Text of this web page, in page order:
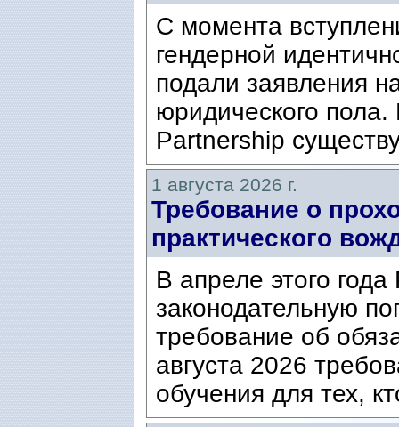
С момента
гендерной
подали заявления
юридического
Partnership
1 августа 2026 г.
Требование о
практического
В апреле этого
законодательную
требование об
августа 2026
обучения для тех,